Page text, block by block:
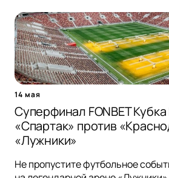
14 мая
Суперфинал FONBET
«Спартак» против
«Лужники»
Не пропустите футбольное